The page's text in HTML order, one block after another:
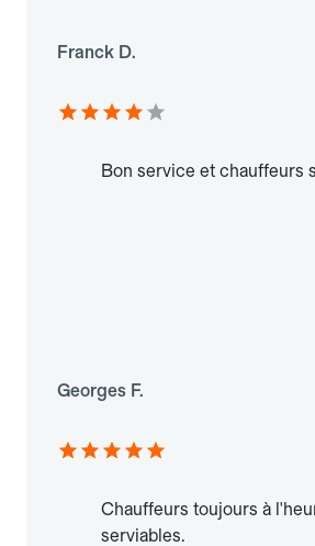
Franck D.
Bon service et chauffeurs
Georges F.
Chauffeurs toujours à
serviables.